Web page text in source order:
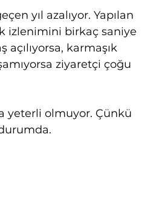
yıl azalıyor. Yapılan
izlenimini birkaç saniye
karmaşık
ziyaretçi çoğu
yeterli olmuyor. Çünkü